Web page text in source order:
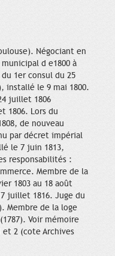
Négociant en
d e1800 à
1er consul du 25
installé le 9 mai 1800.
juillet 1806
1806. Lors du
de nouveau
par décret impérial
le 7 juin 1813,
responsabilités :
Membre de la
1803 au 18 août
juillet 1816. Juge du
Membre de la loge
Voir mémoire
et 2 (cote Archives